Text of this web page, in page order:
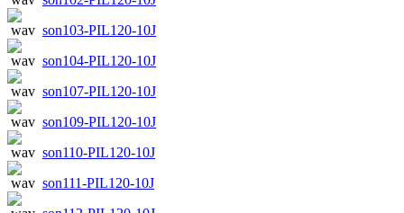
son103-PIL120-10J
son104-PIL120-10J
son107-PIL120-10J
son109-PIL120-10J
son110-PIL120-10J
son111-PIL120-10J